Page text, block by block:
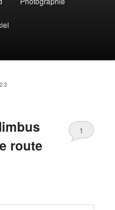
route
1